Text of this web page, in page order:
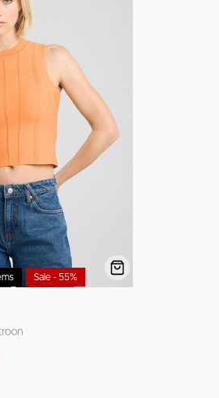
Sale - 55%